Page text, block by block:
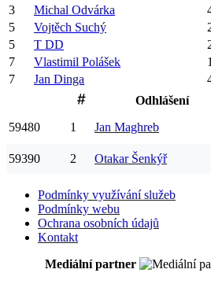
3
Michal Odvárka
5
Vojtěch Suchý
5
T DD
7
Vlastimil Polášek 1
7
Jan Dinga
Odhlášení
59480
1 Jan Maghreb
59390 2 Otakar Šenkýř
Podmínky využívání služeb
Podmínky webu
Ochrana osobních údajů
Kontakt
Mediální partner